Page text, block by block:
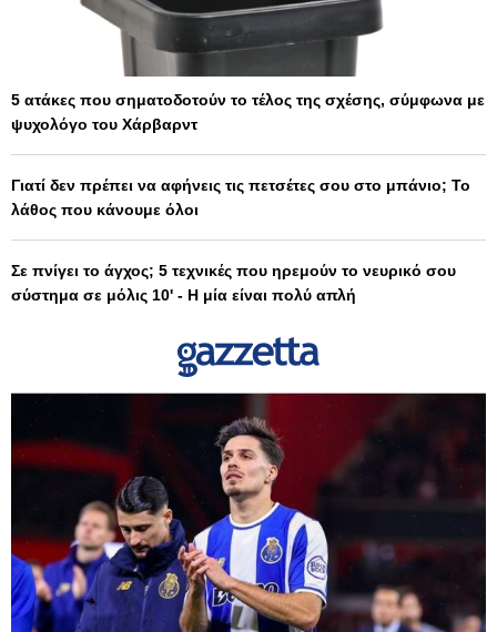
5 ατάκες που σηματοδοτούν το τέλος της σχέσης, σύμφωνα με
ψυχολόγο του Χάρβαρντ
Γιατί δεν πρέπει να αφήνεις τις πετσέτες σου στο μπάνιο; Το
λάθος που κάνουμε όλοι
Σε πνίγει το άγχος; 5 τεχνικές που ηρεμούν το νευρικό σου
σύστημα σε μόλις 10' - Η μία είναι πολύ απλή